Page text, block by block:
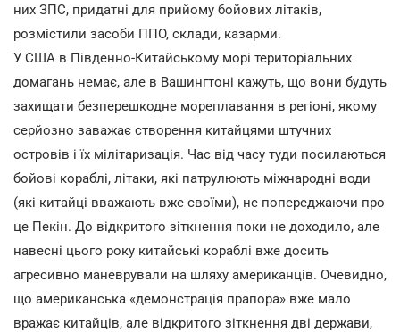
них ЗПС, придатні для прийому бойових літаків,
розмістили засоби ППО, склади, казарми.
У США в Південно-Китайському морі територіальних
домагань немає, але в Вашингтоні кажуть, що вони будуть
захищати безперешкодне мореплавання в регіоні, якому
серйозно заважає створення китайцями штучних
островів і їх мілітаризація. Час від часу туди посилаються
бойові кораблі, літаки, які патрулюють міжнародні води
(які китайці вважають вже своїми), не попереджаючи про
це Пекін. До відкритого зіткнення поки не доходило, але
навесні цього року китайські кораблі вже досить
агресивно маневрували на шляху американців. Очевидно,
що американська «демонстрація прапора» вже мало
вражає китайців, але відкритого зіткнення дві держави,